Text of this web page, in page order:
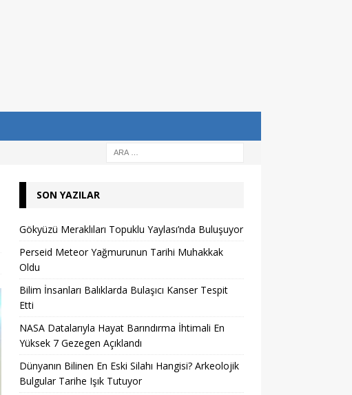
SON YAZILAR
Gökyüzü Meraklıları Topuklu Yaylası’nda Buluşuyor
Perseid Meteor Yağmurunun Tarihi Muhakkak
Oldu
Bilim İnsanları Balıklarda Bulaşıcı Kanser Tespit
Etti
NASA Datalarıyla Hayat Barındırma İhtimali En
Yüksek 7 Gezegen Açıklandı
Dünyanın Bilinen En Eski Silahı Hangisi? Arkeolojik
Bulgular Tarihe Işık Tutuyor